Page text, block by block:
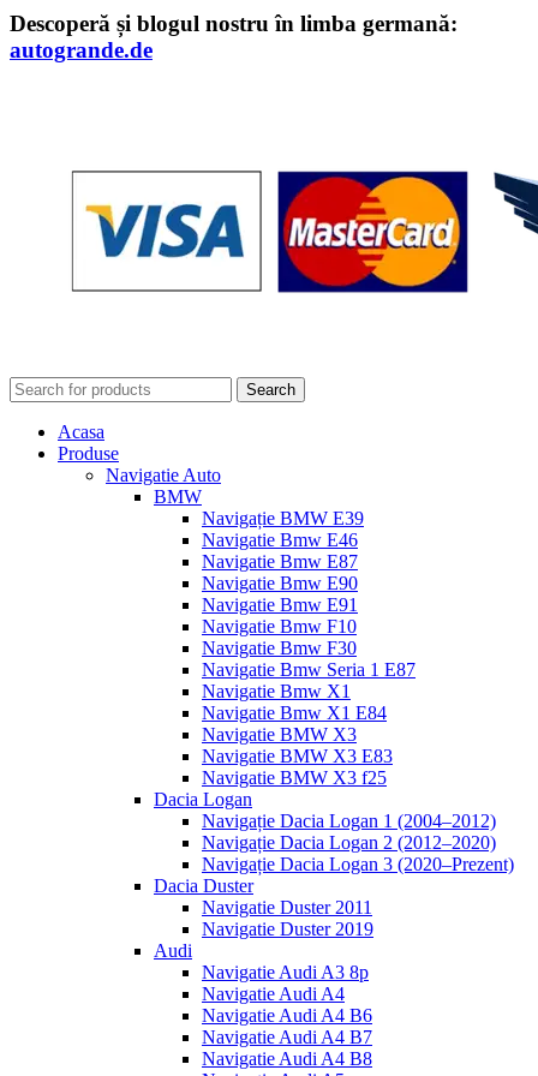
Descoperă și blogul nostru în limba germană:
autogrande.de
Search
Acasa
Produse
Navigatie Auto
BMW
Navigație BMW E39
Navigatie Bmw E46
Navigatie Bmw E87
Navigatie Bmw E90
Navigatie Bmw E91
Navigatie Bmw F10
Navigatie Bmw F30
Navigatie Bmw Seria 1 E87
Navigatie Bmw X1
Navigatie Bmw X1 E84
Navigatie BMW X3
Navigatie BMW X3 E83
Navigatie BMW X3 f25
Dacia Logan
Navigație Dacia Logan 1 (2004–2012)
Navigație Dacia Logan 2 (2012–2020)
Navigație Dacia Logan 3 (2020–Prezent)
Dacia Duster
Navigatie Duster 2011
Navigatie Duster 2019
Audi
Navigatie Audi A3 8p
Navigatie Audi A4
Navigatie Audi A4 B6
Navigatie Audi A4 B7
Navigatie Audi A4 B8